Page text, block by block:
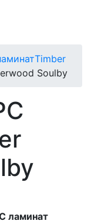
Timber
Soulby
ламинат